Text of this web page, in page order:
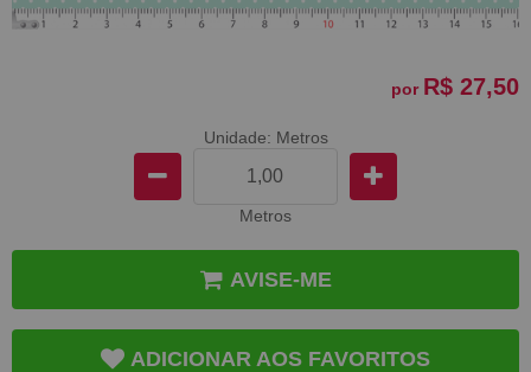
por R$ 27,50
Unidade: Metros
Metros
AVISE-ME
ADICIONAR AOS FAVORITOS